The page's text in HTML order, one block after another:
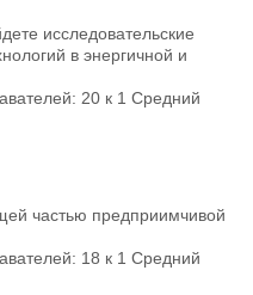
исследовательские
в энергичной и
20 к 1 Средний
частью предприимчивой
18 к 1 Средний